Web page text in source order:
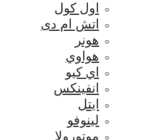
اول كول
اتش ام دى
هونر
هواوي
اي كيو
انفينكس
ايتل
لينوفو
موتورولا